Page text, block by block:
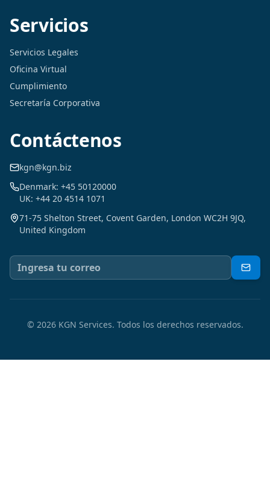
Servicios
Servicios Legales
Oficina Virtual
Cumplimiento
Secretaría Corporativa
Contáctenos
kgn@kgn.biz
Denmark: +45 50120000
UK: +44 20 4514 1071
71-75 Shelton Street, Covent Garden, London WC2H 9JQ,
United Kingdom
© 2026KGN Services. Todos los derechos reservados.